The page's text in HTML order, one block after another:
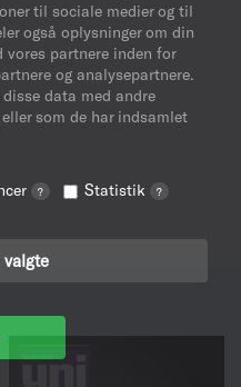
til sociale medier og til
også oplysninger om din
vores partnere inden for
og analysepartnere.
data med andre
som de har indsamlet
? Statistik ?